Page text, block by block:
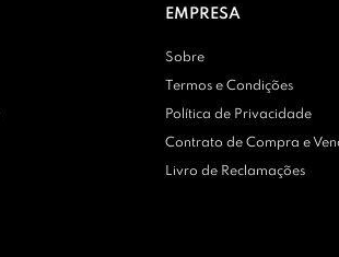
EMPRESA
Sobre
Termos e Condições
Política de Privacidade
Contrato de Compra e
Livro de Reclamações